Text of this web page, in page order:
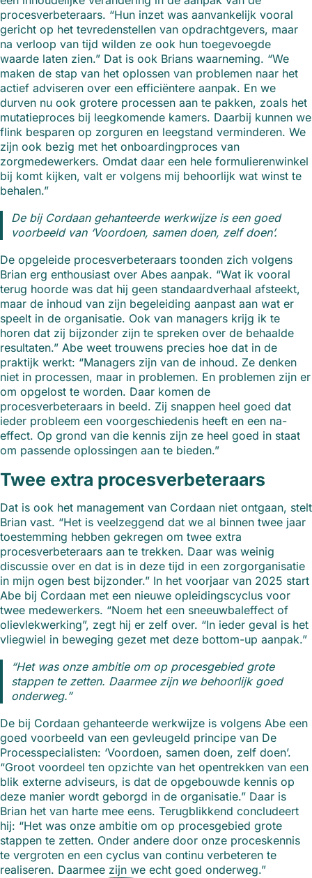
procesverbeteraars. “Hun inzet was aanvankelijk vooral
gericht op het tevredenstellen van opdrachtgevers, maar
na verloop van tijd wilden ze ook hun toegevoegde
waarde laten zien.” Dat is ook Brians waarneming. “We
maken de stap van het oplossen van problemen naar het
actief adviseren over een efficiëntere aanpak. En we
durven nu ook grotere processen aan te pakken, zoals het
mutatieproces bij leegkomende kamers. Daarbij kunnen we
flink besparen op zorguren en leegstand verminderen. We
zijn ook bezig met het onboardingproces van
zorgmedewerkers. Omdat daar een hele formulierenwinkel
bij komt kijken, valt er volgens mij behoorlijk wat winst te
behalen.”
De bij Cordaan gehanteerde werkwijze is een goed
voorbeeld van ‘Voordoen, samen doen, zelf doen’.
De opgeleide procesverbeteraars toonden zich volgens
Brian erg enthousiast over Abes aanpak. “Wat ik vooral
terug hoorde was dat hij geen standaardverhaal afsteekt,
maar de inhoud van zijn begeleiding aanpast aan wat er
speelt in de organisatie. Ook van managers krijg ik te
horen dat zij bijzonder zijn te spreken over de behaalde
resultaten.” Abe weet trouwens precies hoe dat in de
praktijk werkt: “Managers zijn van de inhoud. Ze denken
niet in processen, maar in problemen. En problemen zijn er
om opgelost te worden. Daar komen de
procesverbeteraars in beeld. Zij snappen heel goed dat
ieder probleem een voorgeschiedenis heeft en een na-
effect. Op grond van die kennis zijn ze heel goed in staat
om passende oplossingen aan te bieden.”
Twee extra procesverbeteraars
Dat is ook het management van Cordaan niet ontgaan, stelt
Brian vast. “Het is veelzeggend dat we al binnen twee jaar
toestemming hebben gekregen om twee extra
procesverbeteraars aan te trekken. Daar was weinig
discussie over en dat is in deze tijd in een zorgorganisatie
in mijn ogen best bijzonder.” In het voorjaar van 2025 start
Abe bij Cordaan met een nieuwe opleidingscyclus voor
twee medewerkers. “Noem het een sneeuwbaleffect of
olievlekwerking”, zegt hij er zelf over. “In ieder geval is het
vliegwiel in beweging gezet met deze bottom-up aanpak.”
“Het was onze ambitie om op procesgebied grote
stappen te zetten. Daarmee zijn we behoorlijk goed
onderweg.”
De bij Cordaan gehanteerde werkwijze is volgens Abe een
goed voorbeeld van een gevleugeld principe van De
Processpecialisten: ‘Voordoen, samen doen, zelf doen’.
“Groot voordeel ten opzichte van het opentrekken van een
blik externe adviseurs, is dat de opgebouwde kennis op
deze manier wordt geborgd in de organisatie.” Daar is
Brian het van harte mee eens. Terugblikkend concludeert
hij: “Het was onze ambitie om op procesgebied grote
stappen te zetten. Onder andere door onze proceskennis
te vergroten en een cyclus van continu verbeteren te
realiseren. Daarmee zijn we echt goed onderweg.”